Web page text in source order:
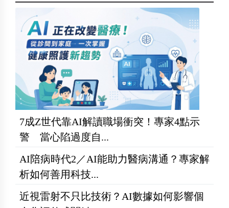
7成Z世代靠AI解讀職場衝突！專家4點示
警 當心陷過度自...
AI陪病時代2／AI能助力醫病溝通？專家解
析如何善用科技...
近視雷射不只比技術？AI數據如何影響個